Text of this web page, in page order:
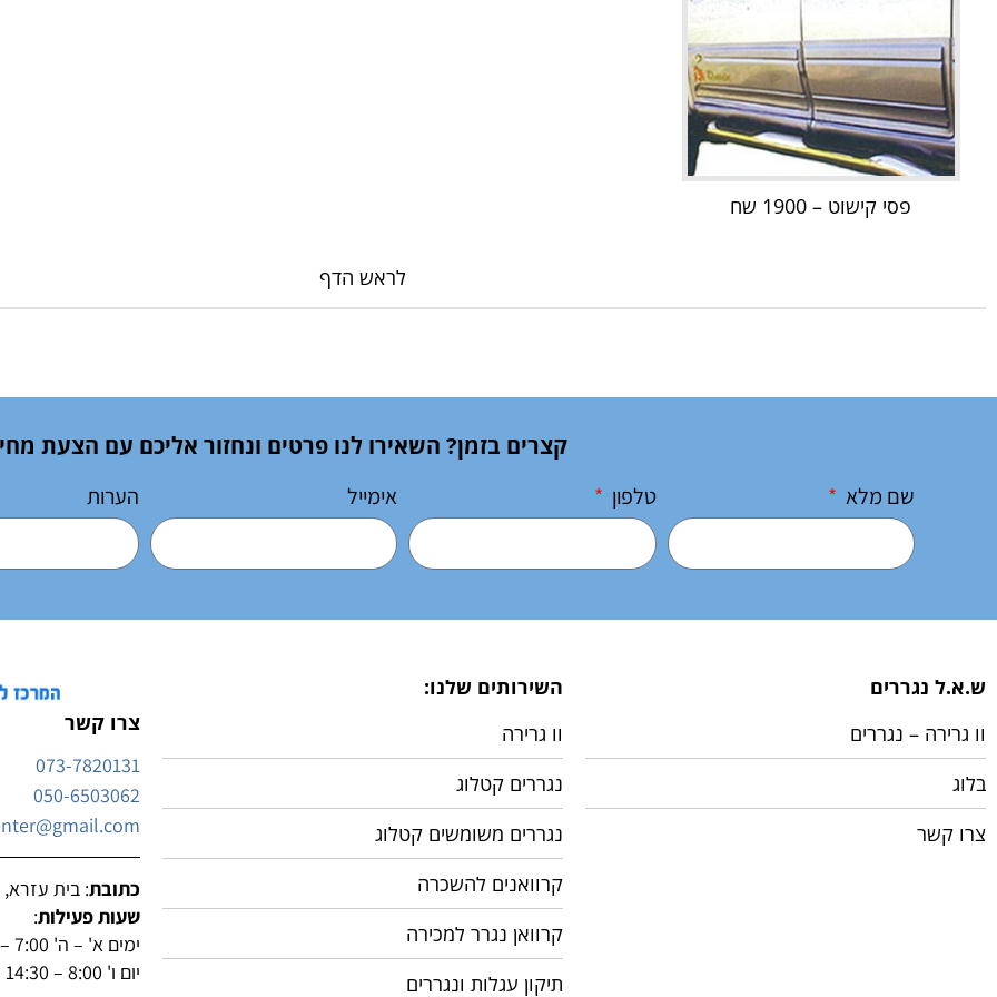
פסי קישוט – 1900 שח
לראש הדף
קצרים בזמן? השאירו לנו פרטים ונחזור אליכם עם הצעת
שם מלא טלפון אימייל הערות
ש.א.ל נגררים
וו גרירה – נגררים
בלוג
צרו קשר
השירותים שלנו:
וו גרירה
נגררים קטלוג
נגררים משומשים קטלוג
קרוואנים להשכרה
קרוואן נגרר למכירה
תיקון עגלות ונגררים
צרו קשר
073-7820131
050-6503062
כתובת: בית עזרא,
שעות פעילות:
ימים א' – ה' 7:00 – 19:00
יום ו' 8:00 – 14:30